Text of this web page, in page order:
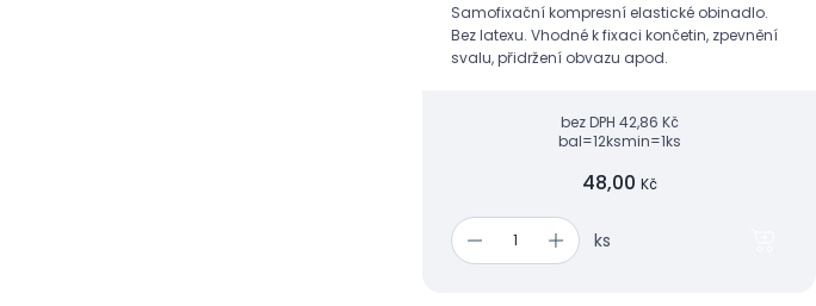
Samofixační kompresní elastické obinadlo.
Bez latexu. Vhodné k fixaci končetin, zpevnění
svalu, přidržení obvazu apod.
bez DPH 42,86 Kč
bal=12ksmin=1ks
48,00 Kč
ks